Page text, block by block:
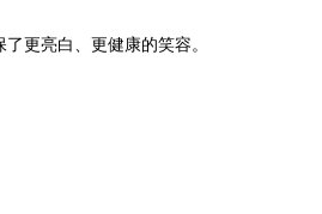
更亮白、更健康的笑容。